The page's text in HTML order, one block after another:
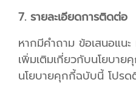
7. รายละเอียดการติดต่อ
หากมีคำถาม ข้อเสนอแน
เพิ่มเติมเกี่ยวกับนโยบา
นโยบายคุกกี้ฉบับนี้ โปร